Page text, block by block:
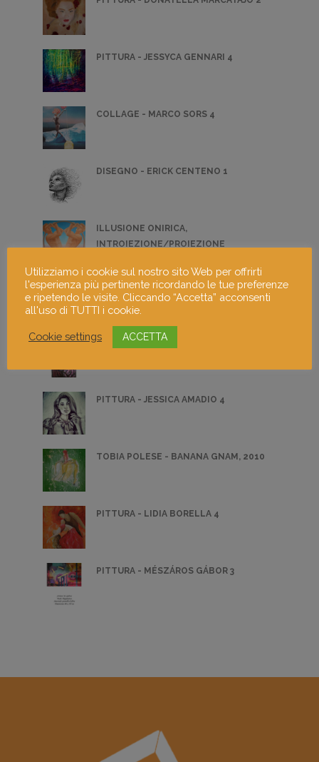
PITTURA - JESSYCA GENNARI 4
COLLAGE - MARCO SORS 4
DISEGNO - ERICK CENTENO 1
ILLUSIONE ONIRICA,
INTROIEZIONE/PROIEZIONE
PITTURA - ROSSELLA BACCOLINI 2
SE UN UOMO E' UN FIORE, ALLORA E'
PITTURA - JESSICA AMADIO 4
TOBIA POLESE - BANANA GNAM, 2010
PITTURA - LIDIA BORELLA 4
PITTURA - MÉSZÁROS GÁBOR 3
Utilizziamo i cookie sul nostro sito Web per offrirti
l'esperienza più pertinente ricordando le tue preferenze
e ripetendo le visite. Cliccando “Accetta” acconsenti
all'uso di TUTTI i cookie.
Cookie settings ACCETTA